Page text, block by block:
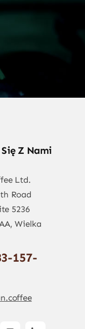
Z Nami
Ltd.
Road
5236
Wielka
157-